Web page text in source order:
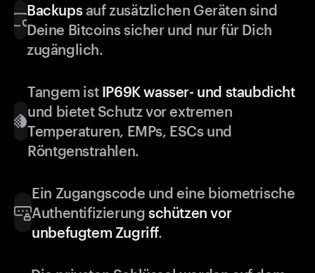
Backupsauf zusätzlichen Geräten sind
Deine Bitcoins sicher und nur für Dich
zugänglich.
Tangem ist IP69K wasser- und staubdicht
und bietet Schutz vor extremen
Temperaturen, EMPs, ESCs und
Röntgenstrahlen.
Ein Zugangscode und eine biometrische
Authentifizierung schützen vor
unbefugtem Zugriff.